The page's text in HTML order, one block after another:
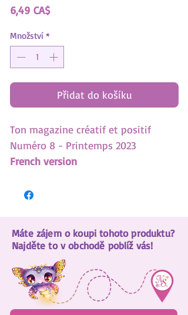
6,49 CA$Cena
Množství *
Přidat do košíku
Ton magazine créatif et positif
Numéro 8 - Printemps 2023
French version
Apprends à gérer tes peurs
en toi!
Tes cadeaux: 1 affiche géante, 4
pages à colorier, 2 toupies
hypnotisantes et 2 images
d'autocollants par numéros
Máte zájem o koupi tohoto produktu?
Najděte to v obchodě poblíž vás!